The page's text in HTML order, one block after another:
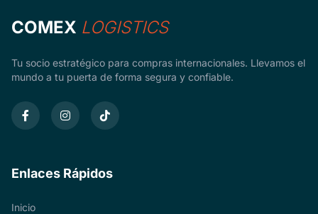
COMEX LOGISTICS
Tu socio estratégico para compras internacionales. Llevamos el
mundo a tu puerta de forma segura y confiable.
Enlaces Rápidos
Inicio